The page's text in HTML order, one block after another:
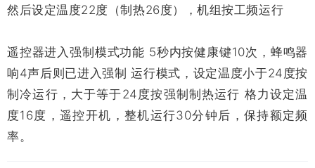
然后设定温度22度（制热26度），机组按工频运行
遥控器进入强制模式功能 5秒内按健康键10次，蜂鸣器
响4声后则已进入强制 运行模式，设定温度小于24度按
制冷运行，大于等于24度按强制制热运行 格力设定温
度16度，遥控开机，整机运行30分钟后，保持额定频
率。